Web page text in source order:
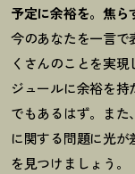
予定に余裕を。焦ら
今のあなたを一言で
くさんのことを実
ジュールに余裕を
でもあるはず。ま
に関する問題に光
を見つけましょう。